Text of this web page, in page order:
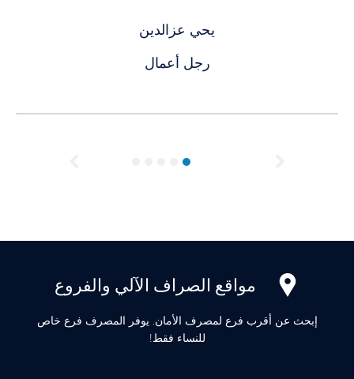
يحي عزالدين
رجل أعمال
مواقع الصراف الآلي والفروع
إبحث عن أقرب فرع لمصرف الأمان. يوفر المصرف فرع خاص
للنساء فقط!